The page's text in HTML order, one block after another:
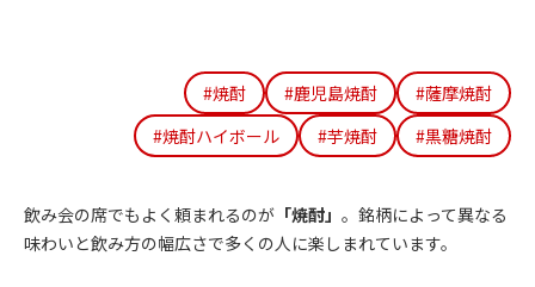
#焼酎 #鹿児島焼酎
#薩摩焼酎
#焼酎ハイボール
#芋焼酎 #黒糖焼酎
飲み会の席でもよく頼まれるのが 「焼酎」 。銘柄によって異なる
味わいと飲み方の幅広さで多くの人に楽しまれています。